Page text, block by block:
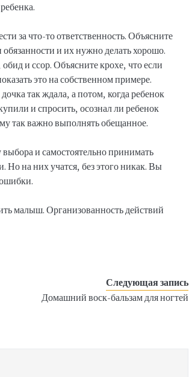
за что-то ответственность. Объясните
и их нужно делать хорошо.
и ссор. Объясните крохе, что если
это на собственном примере.
так ждала, а потом, когда ребенок
и спросить, осознал ли ребенок
так важно выполнять обещанное.
и самостоятельно принимать
Но на них учатся, без этого никак. Вы
малыш. Организованность действий
Следующая запись
Домашний воск-бальзам для ногтей